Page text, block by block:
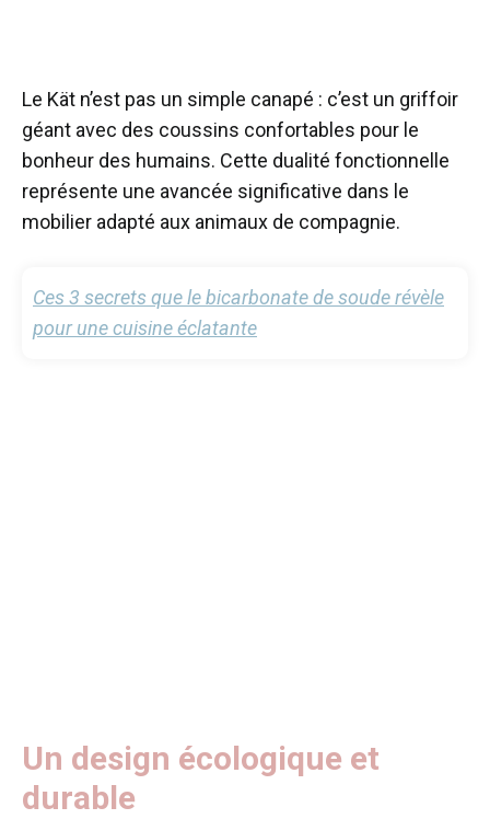
Le Kät n’est pas un simple canapé : c’est un griffoir
géant avec des coussins confortables pour le
bonheur des humains. Cette dualité fonctionnelle
représente une avancée significative dans le
mobilier adapté aux animaux de compagnie.
Ces 3 secrets que le bicarbonate de soude révèle
pour une cuisine éclatante
Un design écologique et
durable